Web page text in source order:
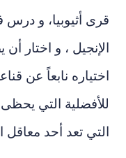
قرى أثيوبيا، و درس
الإنجيل ، و اختار
اختياره نابعاً عن
للأفضلية التي يحظى
التي تعد أحد معاقل